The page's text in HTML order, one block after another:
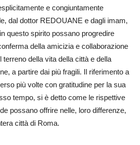
e congiuntamente
dal dottor REDOUANE e dagli imam,
questo spirito possano progredire
della amicizia e collaborazione
della vita della città e della
a partire dai più fragili. Il riferimento a
più volte con gratitudine per la sua
tempo, si è detto come le rispettive
possano offrire nelle, loro differenze,
città di Roma.